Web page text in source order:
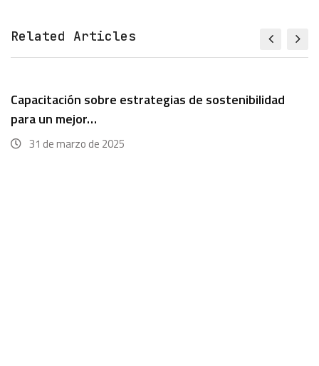
Related Articles
Capacitación sobre estrategias de sostenibilidad
para un mejor…
31 de marzo de 2025